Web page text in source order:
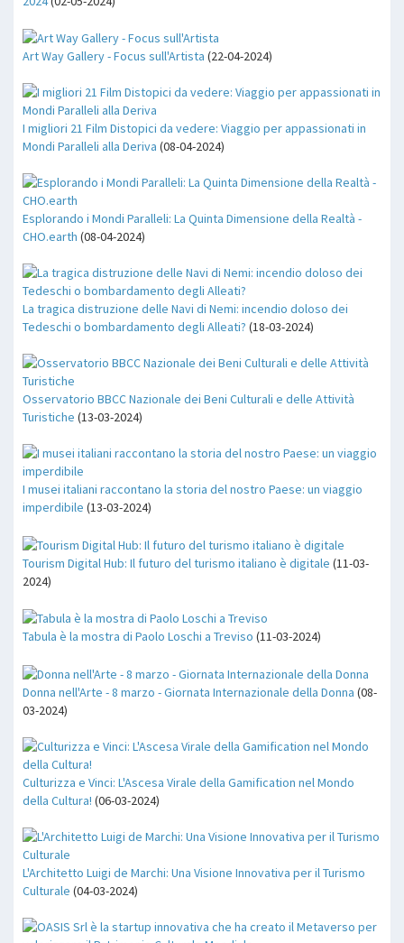
Art Way Gallery - Focus sull'Artista (22-04-2024)
I migliori 21 Film Distopici da vedere: Viaggio per appassionati in
Mondi Paralleli alla Deriva (08-04-2024)
Esplorando i Mondi Paralleli: La Quinta Dimensione della Realtà -
CHO.earth (08-04-2024)
La tragica distruzione delle Navi di Nemi: incendio doloso dei
Tedeschi o bombardamento degli Alleati? (18-03-2024)
Osservatorio BBCC Nazionale dei Beni Culturali e delle Attività
Turistiche (13-03-2024)
I musei italiani raccontano la storia del nostro Paese: un viaggio
imperdibile (13-03-2024)
Tourism Digital Hub: Il futuro del turismo italiano è digitale (11-03-
2024)
Tabula è la mostra di Paolo Loschi a Treviso (11-03-2024)
Donna nell'Arte - 8 marzo - Giornata Internazionale della Donna (08-
03-2024)
Culturizza e Vinci: L'Ascesa Virale della Gamification nel Mondo
della Cultura! (06-03-2024)
L'Architetto Luigi de Marchi: Una Visione Innovativa per il Turismo
Culturale (04-03-2024)